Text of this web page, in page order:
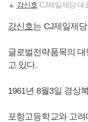
▲ 강신호 CJ제일제당 대
강신호는 CJ제일제
글로벌전략품목의
고 있다.
1961년 8월3일 경상
포항고등학교와 고